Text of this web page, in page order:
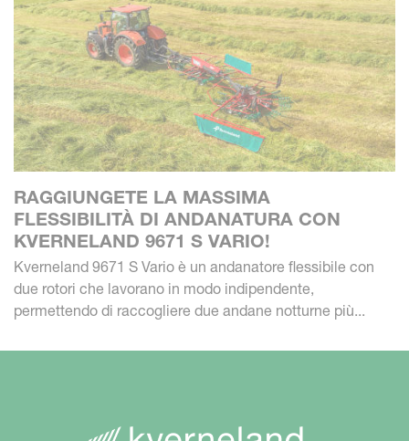
RAGGIUNGETE LA MASSIMA
FLESSIBILITÀ DI ANDANATURA CON
KVERNELAND 9671 S VARIO!
Kverneland 9671 S Vario è un andanatore flessibile con
due rotori che lavorano in modo indipendente,
permettendo di raccogliere due andane notturne più...